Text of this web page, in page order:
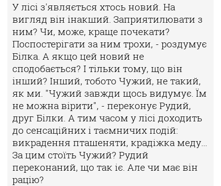
У лісі з'являється хтось новий. На
вигляд він інакший. Заприятилювати з
ним? Чи, може, краще почекати?
Поспостерігати за ним трохи, - роздумує
Білка. А якщо цей новий не
сподобається? І тільки тому, що він
інший? Інший, тобото Чужий, не такий,
як ми. "Чужий завжди щось видумує. Їм
не можна вірити", - переконує Рудий,
друг Білки. А тим часом у лісі доходить
до сенсаційних і таємничих подій:
викрадення пташеняти, крадіжка меду...
За цим стоїть Чужий? Рудий
переконаний, що так іє. Але чи має він
рацію?